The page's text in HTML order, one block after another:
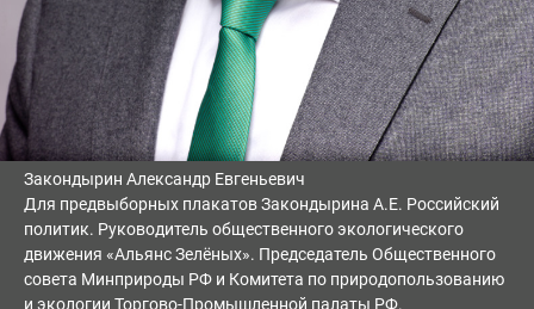
Закондырин Александр Евгеньевич
Для предвыборных плакатов Закондырина А.Е. Российский
политик. Руководитель общественного экологического
движения «Альянс Зелёных». Председатель Общественного
совета Минприроды РФ и Комитета по природопользованию
и экологии Торгово-Промышленной палаты РФ.